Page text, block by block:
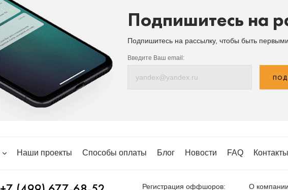
Подпишитесь на
Подпишитесь на рассылку, чтобы быть
Введите Ваш email:
Наши проекты Способы оплаты Блог Новости FAQ Контакты
Регистрация оффшоров: О